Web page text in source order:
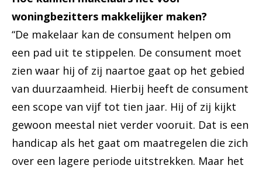
woningbezitters makkelijker maken?
“De makelaar kan de consument helpen om
een pad uit te stippelen. De consument moet
zien waar hij of zij naartoe gaat op het gebied
van duurzaamheid. Hierbij heeft de consument
een scope van vijf tot tien jaar. Hij of zij kijkt
gewoon meestal niet verder vooruit. Dat is een
handicap als het gaat om maatregelen die zich
over een lagere periode uitstrekken. Maar het